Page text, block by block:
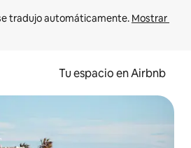
tradujo automáticamente. Mostrar
Tu espacio en Airbnb